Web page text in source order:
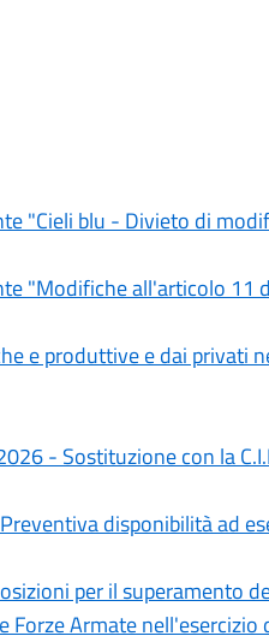
"Cieli blu - Divieto di
"Modifiche all'articolo 11
e produttive e dai privati
- Sostituzione con la
disponibilità ad
per il superamento
Forze Armate nell'esercizio